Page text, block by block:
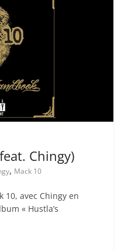
Chingy)
, Mack 10
10, avec Chingy en
« Hustla’s